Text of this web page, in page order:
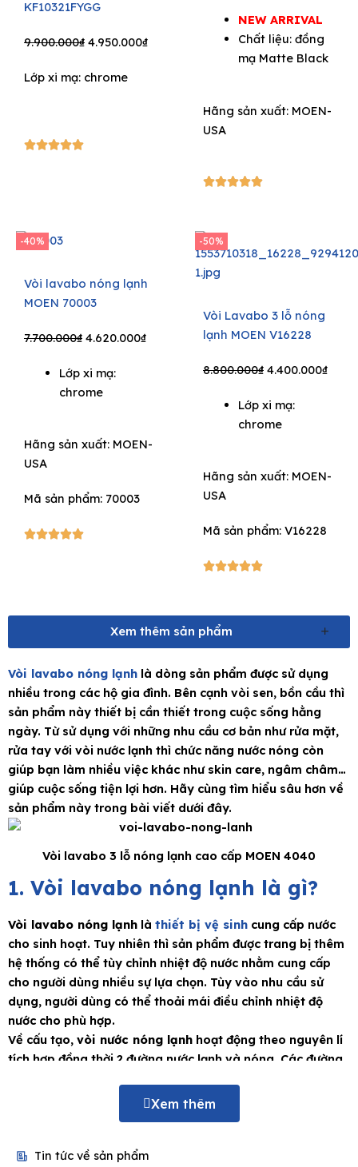
KF10321FYGG
9.900.000₫ Original
was:
4.950.000₫Current
Lớp xi mạ: chrome
5/5
was:
7.900.000₫.
NEW ARRIVAL
Chất liệu: đồng
mạ Matte Black
Hãng sản xuất: MOEN-
USA
5/5
-40%
Vòi lavabo nóng lạnh
MOEN 70003
7.700.000₫ Original
was:
7.700.000₫.
4.620.000₫Current
Lớp xi mạ:
chrome
Hãng sản xuất: MOEN-
USA
Mã sản phẩm: 70003
5/5
-50%
Vòi Lavabo 3 lỗ nóng
lạnh MOEN V16228
8.800.000₫ Original
was:
8.800.000₫.
4.400.000₫
Lớp xi mạ:
chrome
Hãng sản xuất: MOEN-
USA
Mã sản phẩm: V16228
5/5
Xem thêm sản phẩm
Vòi lavabo nóng lạnh là dòng sản phẩm được sử dụng
nhiều trong các hộ gia đình. Bên cạnh vòi sen, bồn cầu thì
sản phẩm này thiết bị cần thiết trong cuộc sống hằng
ngày. Từ sử dụng với những nhu cầu cơ bản như rửa mặt,
rửa tay với vòi nước lạnh thì chức năng nước nóng còn
giúp bạn làm nhiều việc khác như skin care, ngâm châm…
giúp cuộc sống tiện lợi hơn. Hãy cùng tìm hiểu sâu hơn về
sản phẩm này trong bài viết dưới đây.
Vòi lavabo 3 lỗ nóng lạnh cao cấp MOEN 4040
1. Vòi lavabo nóng lạnh là gì?
Vòi lavabo nóng lạnh là thiết bị vệ sinh cung cấp nước
cho sinh hoạt. Tuy nhiên thì sản phẩm được trang bị thêm
hệ thống có thể tùy chỉnh nhiệt độ nước nhằm cung cấp
cho người dùng nhiều sự lựa chọn. Tùy vào nhu cầu sử
dụng, người dùng có thể thoải mái điều chỉnh nhiệt độ
nước cho phù hợp.
Về cấu tạo, vòi nước nóng lạnh hoạt động theo nguyên lí
tích hợp đồng thời 2 đường nước lạnh và nóng. Các đường
tiếp hoặc gián tiếp) hay hệ thống năng lượng mặt trời.
tự nhau. Bao gồm 2 phần chính là lớp vỏ ngoài và bộ
Xem thêm
Tin tức về sản phẩm